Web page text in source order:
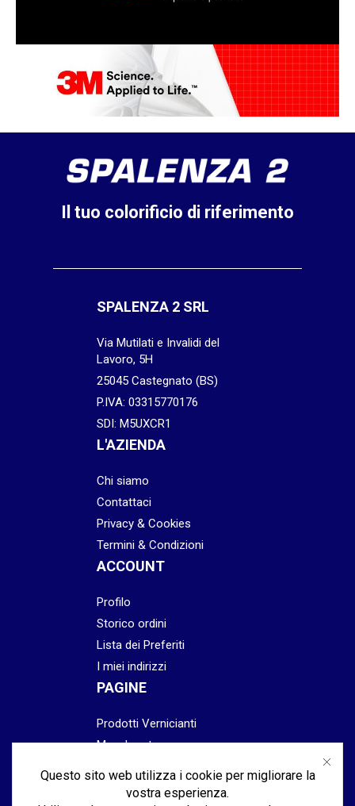
Il tuo colorificio di riferimento
SPALENZA 2 SRL
Via Mutilati e Invalidi del
Lavoro, 5H
25045 Castegnato (BS)
P.IVA: 03315770176
SDI: M5UXCR1
L'AZIENDA
Chi siamo
Contattaci
Privacy & Cookies
Termini & Condizioni
ACCOUNT
Profilo
Storico ordini
Lista dei Preferiti
I miei indirizzi
PAGINE
Prodotti Vernicianti
Mascheratura
Abrasivi
Questo sito web utilizza i cookie per migliorare la
vostra esperienza.